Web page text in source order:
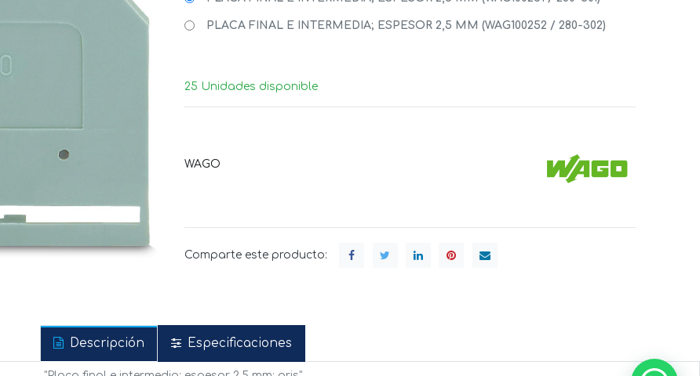
PLACA FINAL E INTERMEDIA; ESPESOR 2,5 MM (WAG100252 / 280-302)
25 Unidades disponible
WAGO
Comparte este producto:
Descripción Especificaciones